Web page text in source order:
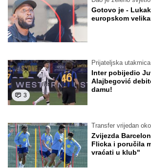
Gotovo je -
europskom
3
Prijateljska utakmica
Inter pobijedio
Alajbegović
damu!
Transfer vrijedan
Zvijezda
Flicka i poručila
vraćati u klub"